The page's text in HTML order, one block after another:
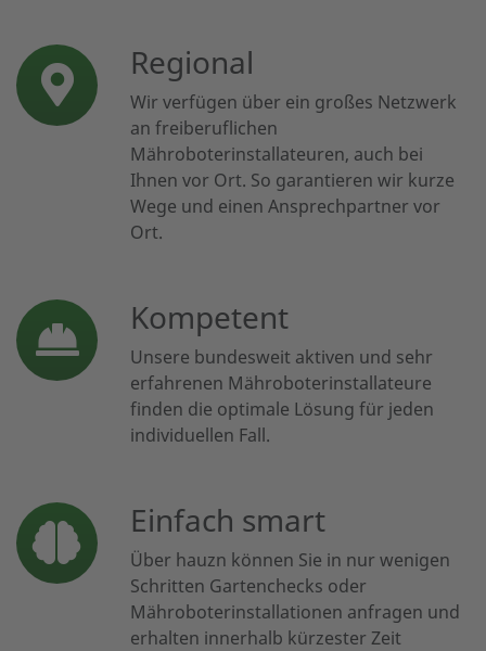
Regional
Wir verfügen über ein großes Netzwerk
an freiberuflichen
Mähroboterinstallateuren, auch bei
Ihnen vor Ort. So garantieren wir kurze
Wege und einen Ansprechpartner vor
Ort.
Kompetent
Unsere bundesweit aktiven und sehr
erfahrenen Mähroboterinstallateure
finden die optimale Lösung für jeden
individuellen Fall.
Einfach smart
Über hauzn können Sie in nur wenigen
Schritten Gartenchecks oder
Mähroboterinstallationen anfragen und
erhalten innerhalb kürzester Zeit